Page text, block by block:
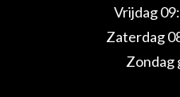
Vrijdag
Zaterdag
Zondag